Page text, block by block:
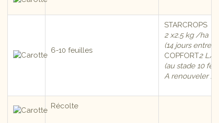
6-10 feuilles
STARCROPS
2 x2.5 kg /ha
(14 jours entre
COPFORT2 L/
(au stade 10
A renouveler
Récolte